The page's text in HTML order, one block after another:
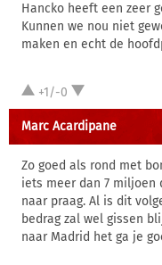
Hancko heeft een zeer
Kunnen we nou niet
maken en echt de
+1/-0
Marc Acardipane
Zo goed als rond met
iets meer dan 7 miljoen
naar praag. Al is dit
bedrag zal wel gissen
naar Madrid het ga je